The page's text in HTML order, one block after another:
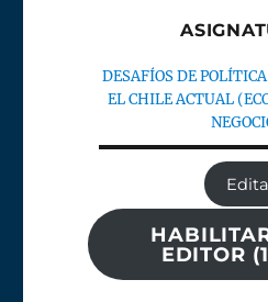
DESAFÍOS DE
EL CHILE ACTUAL
EDITOR